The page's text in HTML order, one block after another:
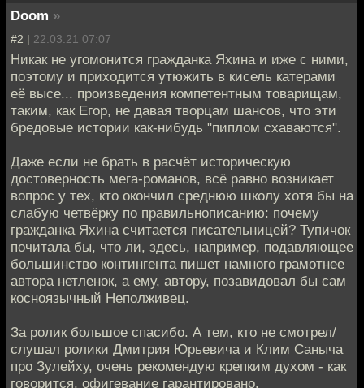
Doom »
#2 | 22.03.21 07:07
Никак не угомонится гражданка Яхина и иже с ними,
поэтому и приходится утюжить в кисель катерами
её высе... произведения компетентным товарищам,
таким, как Егор, не давая творцам шансов, что эти
бредовые истории как-нибудь "пиплом схаваются".
Даже если не брать в расчёт историческую
достоверность мега-романов, всё равно возникает
вопрос у тех, кто окончил среднюю школу хотя бы на
слабую четвёрку по правильнописанию: почему
гражданка Яхина считается писательницей? Тупичок
почитала бы, что ли, здесь, например, подавляющее
большинство контингента пишет намного грамотнее
автора нетленок, а ему, автору, позавидовал бы сам
косноязычный Неполживец.
За ролик большое спасибо. А тем, кто не смотрел/
слушал ролики Дмитрия Юрьевича и Клим Саныча
про Зулейху, очень рекомендую крепким духом - как
говорится, офигевание гарантировано.